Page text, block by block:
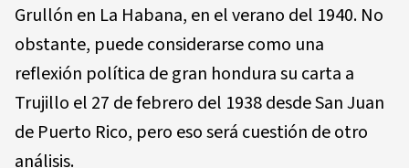
Grullón en La Habana, en el verano del 1940. No
obstante, puede considerarse como una
reflexión política de gran hondura su carta a
Trujillo el 27 de febrero del 1938 desde San Juan
de Puerto Rico, pero eso será cuestión de otro
análisis.